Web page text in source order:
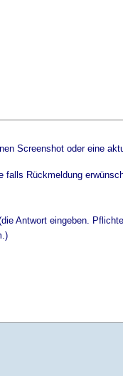
Screenshot oder eine
falls Rückmeldung
Antwort eingeben.